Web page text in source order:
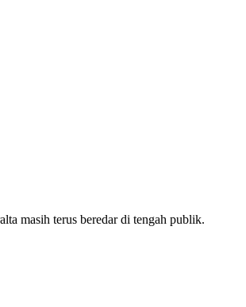
masih terus beredar di tengah publik.